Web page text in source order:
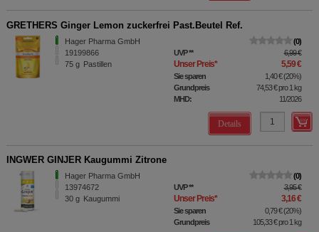
GRETHERS Ginger Lemon zuckerfrei Past.Beutel Ref.
Hager Pharma GmbH
19199866
75 g Pastillen
0
UVP** 6,99 €
Unser Preis* 5,59 €
Sie sparen 1,40 €(20%)
Grundpreis
74,53 €pro 1 kg
MHD:
11/2026
Details
INGWER GINJER Kaugummi Zitrone
Hager Pharma GmbH
13974672
30 g Kaugummi
0
UVP** 3,95 €
Unser Preis* 3,16 €
Sie sparen 0,79 €(20%)
Grundpreis
105,33 €pro 1 kg